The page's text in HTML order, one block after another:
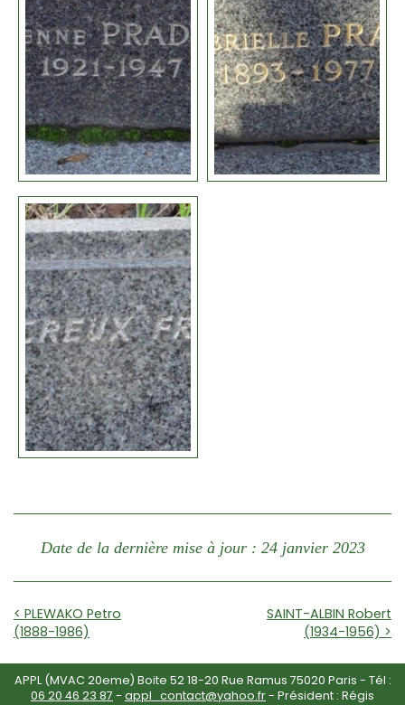
Date de la dernière mise à jour : 24 janvier 2023
< PLEWAKO Petro
(1888-1986)
SAINT-ALBIN Robert
(1934-1956) >
APPL (MVAC 20eme) Boite 52 18-20 Rue Ramus 75020 Paris - Tél :
06 20 46 23 87 - appl_contact@yahoo.fr- Président : Régis